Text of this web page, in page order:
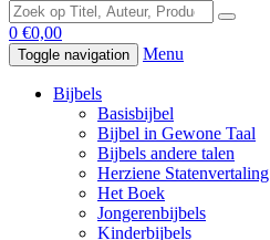
0 €0,00
Toggle navigation Menu
Bijbels
Basisbijbel
Bijbel in Gewone Taal
Bijbels andere talen
Herziene Statenvertaling
Het Boek
Jongerenbijbels
Kinderbijbels